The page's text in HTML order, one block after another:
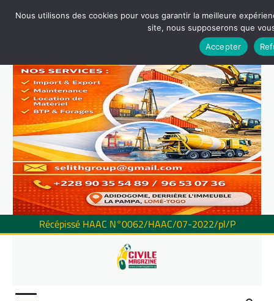
Récépissé HAAC N°0062/HAAC/07-2022/pl/P
Nous utilisons des cookies pour vous garantir la meilleure
site, nous supposerons que
Accepter